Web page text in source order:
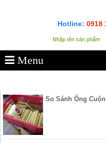
Hotline: 0918
Menu
So Sánh Ống